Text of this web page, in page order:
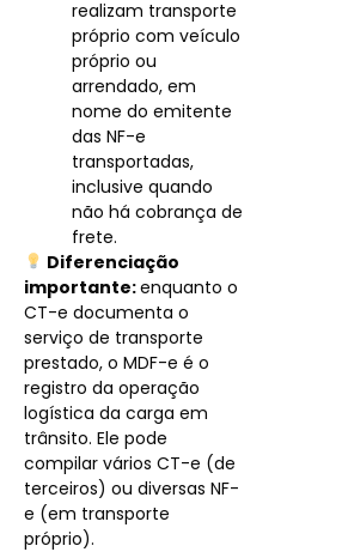
realizam transporte
próprio com veículo
próprio ou
arrendado, em
nome do emitente
das NF-e
transportadas,
inclusive quando
não há cobrança de
frete.
Diferenciação
importante:enquanto o
CT-e documenta o
serviço de transporte
prestado, o MDF-e é o
registro da operação
logística da carga em
trânsito. Ele pode
compilar vários CT-e (de
terceiros) ou diversas NF-
e (em transporte
próprio).